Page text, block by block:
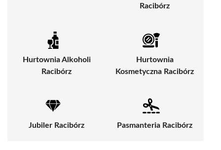
Racibórz
Hurtownia Alkoholi
Racibórz
Hurtownia
Kosmetyczna Racibórz
Jubiler Racibórz Pasmanteria Racibórz